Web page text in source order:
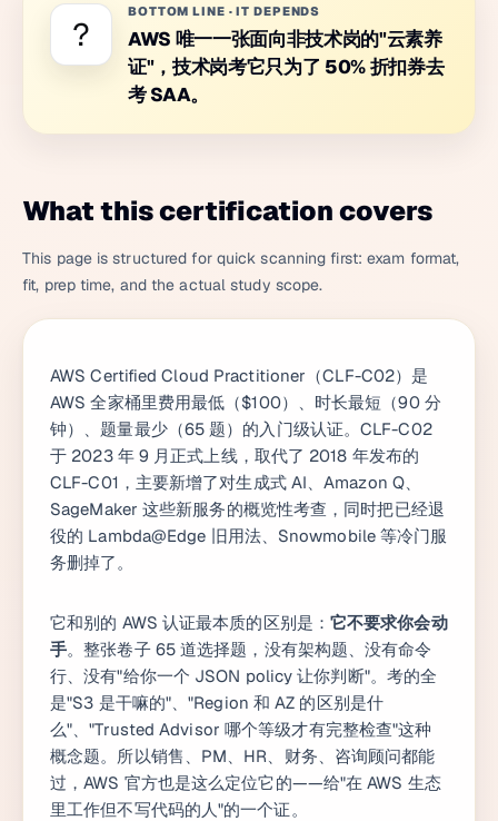
?
BOTTOM LINE · IT DEPENDS
AWS 唯一一张面向非技术岗的"云素养
证"，技术岗考它只为了 50% 折扣券去
考 SAA。
What this certification covers
This page is structured for quick scanning first: exam format,
fit, prep time, and the actual study scope.
AWS Certified Cloud Practitioner（CLF-C02）是
AWS 全家桶里费用最低（$100）、时长最短（90 分
钟）、题量最少（65 题）的入门级认证。CLF-C02
于 2023 年 9 月正式上线，取代了 2018 年发布的
CLF-C01，主要新增了对生成式 AI、Amazon Q、
SageMaker 这些新服务的概览性考查，同时把已经退
役的 Lambda@Edge 旧用法、Snowmobile 等冷门服
务删掉了。
它和别的 AWS 认证最本质的区别是： 它不要求你会动
手。整张卷子 65 道选择题，没有架构题、没有命令
行、没有"给你一个 JSON policy 让你判断"。考的全
是"S3 是干嘛的"、"Region 和 AZ 的区别是什
么"、"Trusted Advisor 哪个等级才有完整检查"这种
概念题。所以销售、PM、HR、财务、咨询顾问都能
过，AWS 官方也是这么定位它的——给"在 AWS 生态
里工作但不写代码的人"的一个证。